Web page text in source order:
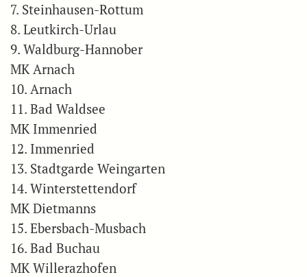
7. Steinhausen-Rottum
8. Leutkirch-Urlau
9. Waldburg-Hannober
MK Arnach
10. Arnach
11. Bad Waldsee
MK Immenried
12. Immenried
13. Stadtgarde Weingarten
14. Winterstettendorf
MK Dietmanns
15. Ebersbach-Musbach
16. Bad Buchau
MK Willerazhofen